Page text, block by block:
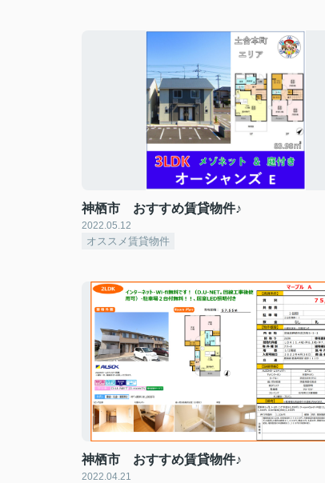
神栖市 おすすめ賃貸物件♪
2022.05.12
オススメ賃貸物件
神栖市 おすすめ賃貸物件♪
2022.04.21